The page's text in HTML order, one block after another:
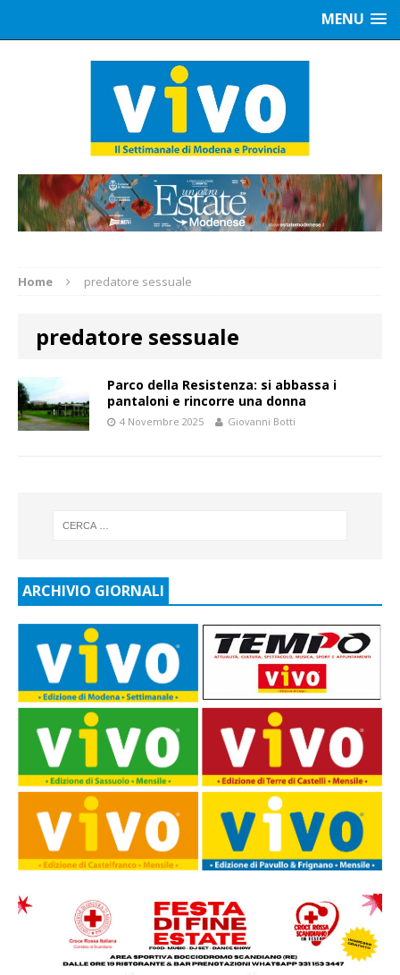
MENU
Home predatore sessuale
predatore sessuale
Parco della Resistenza: si abbassa i
pantaloni e rincorre una donna
4 Novembre 2025 Giovanni Botti
ARCHIVIO GIORNALI